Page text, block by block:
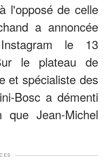
l'opposé de celle
a annoncée
le 13
le plateau de
et spécialiste des
Bosc a démenti
que Jean-Michel